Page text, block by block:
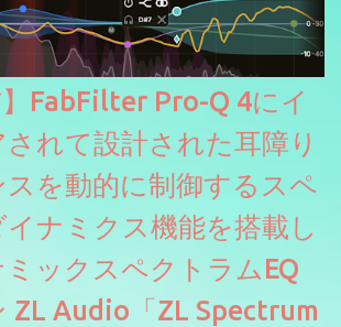
】FabFilter Pro-Q 4にイ
れて設計された耳障り
を動的に制御するスペ
ナミクス機能を搭載し
ックスペクトラムEQ
ZL Audio「ZL Spectrum